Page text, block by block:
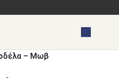
– Μωβ